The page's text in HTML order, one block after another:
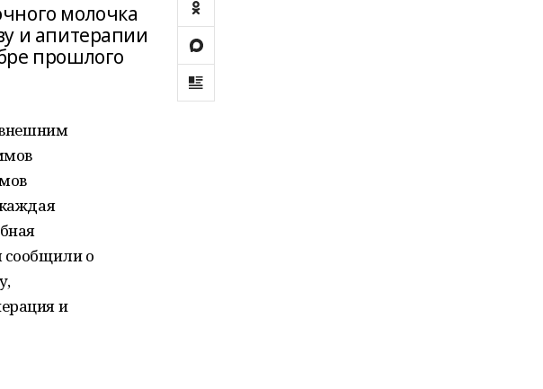
молочка
и апитерапии
прошлого
внешним
сообщили о
и